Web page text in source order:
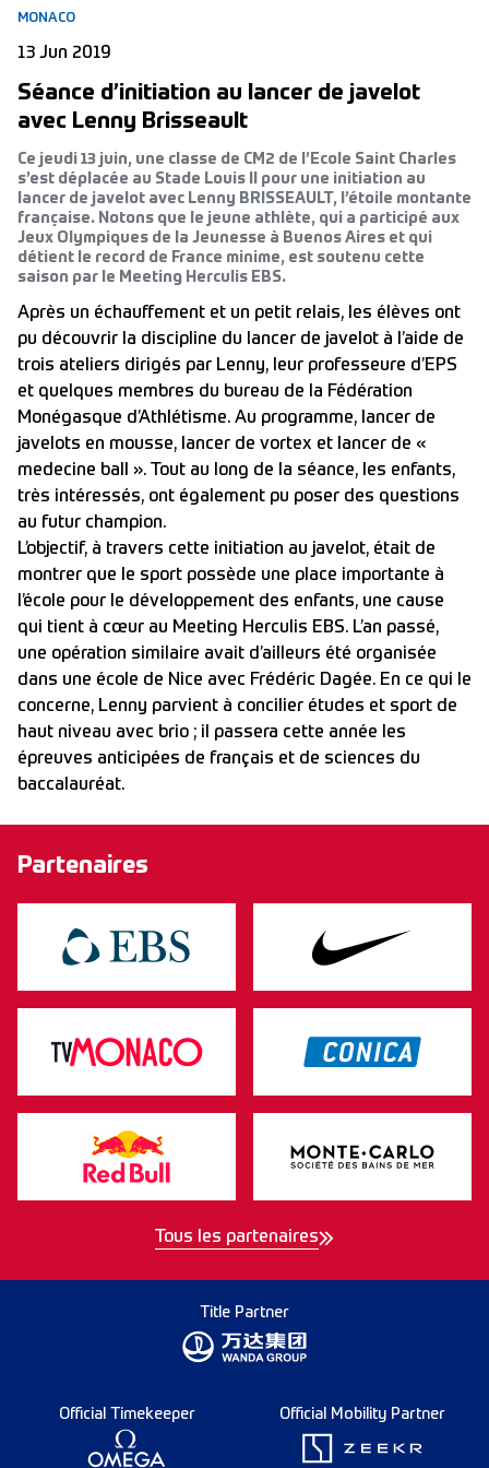
MONACO
13 Jun 2019
Séance d’initiation au lancer de javelot
avec Lenny Brisseault
Ce jeudi 13 juin, une classe de CM2 de l’Ecole Saint Charles
s’est déplacée au Stade Louis II pour une initiation au
lancer de javelot avec Lenny BRISSEAULT, l’étoile montante
française. Notons que le jeune athlète, qui a participé aux
Jeux Olympiques de la Jeunesse à Buenos Aires et qui
détient le record de France minime, est soutenu cette
saison par le Meeting Herculis EBS.
Après un échauffement et un petit relais, les élèves ont
pu découvrir la discipline du lancer de javelot à l’aide de
trois ateliers dirigés par Lenny, leur professeure d’EPS
et quelques membres du bureau de la Fédération
Monégasque d’Athlétisme. Au programme, lancer de
javelots en mousse, lancer de vortex et lancer de «
medecine ball ». Tout au long de la séance, les enfants,
très intéressés, ont également pu poser des questions
au futur champion.
L’objectif, à travers cette initiation au javelot, était de
montrer que le sport possède une place importante à
l’école pour le développement des enfants, une cause
qui tient à cœur au Meeting Herculis EBS. L’an passé,
une opération similaire avait d’ailleurs été organisée
dans une école de Nice avec Frédéric Dagée. En ce qui le
concerne, Lenny parvient à concilier études et sport de
haut niveau avec brio ; il passera cette année les
épreuves anticipées de français et de sciences du
baccalauréat.
Partenaires
Tous les partenaires
Title Partner
Official Timekeeper Official Mobility Partner